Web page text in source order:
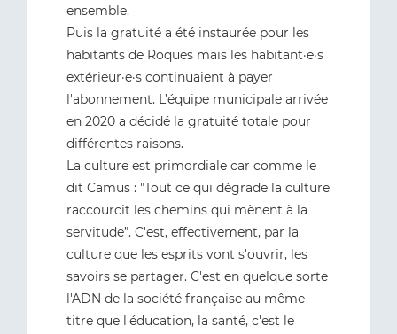
ensemble.
Puis la gratuité a été instaurée pour les
habitants de Roques mais les habitant·e·s
extérieur·e·s continuaient à payer
l'abonnement. L’équipe municipale arrivée
en 2020 a décidé la gratuité totale pour
différentes raisons.
La culture est primordiale car comme le
dit Camus : "Tout ce qui dégrade la culture
raccourcit les chemins qui mènent à la
servitude”. C'est, effectivement, par la
culture que les esprits vont s'ouvrir, les
savoirs se partager. C'est en quelque sorte
l'ADN de la société française au même
titre que l'éducation, la santé, c'est le